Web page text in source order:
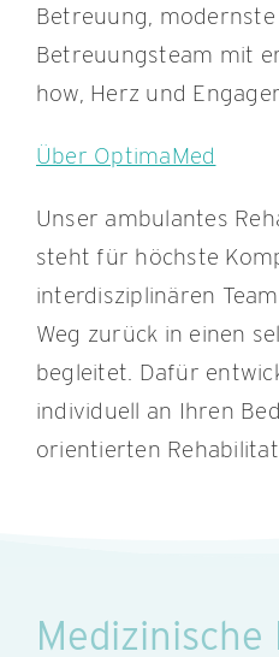
Betreuung,
Betreuungsteam mit
how, Herz und
Über OptimaMed
Unser ambulantes
steht für höchste
interdisziplinären
Weg zurück in einen
begleitet. Dafür
individuell an Ihren
orientierten
Medizinische